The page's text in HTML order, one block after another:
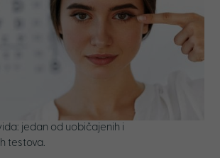
jedan od uobičajenih i
testova.